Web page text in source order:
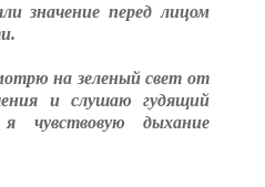
значение перед лицом
на зеленый свет от
и слушаю гудящий
я чувствовую дыхание